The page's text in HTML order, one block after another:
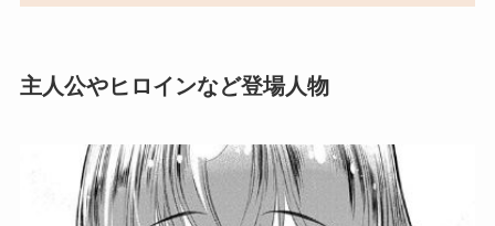
主人公やヒロインなど登場人物